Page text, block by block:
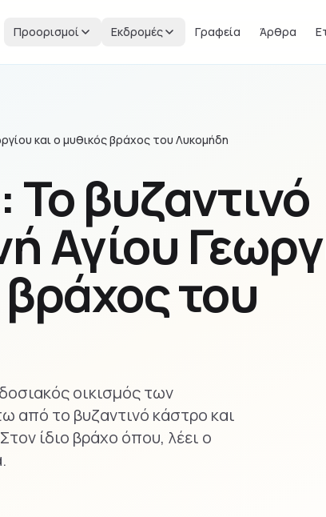
Προορισμοί Εκδρομές Γραφεία Άρθρα
και ο μυθικός βράχος του Λυκομήδη
βυζαντινό
Αγίου
του
οικισμός των
από το βυζαντινό κάστρο και
ίδιο βράχο όπου, λέει ο